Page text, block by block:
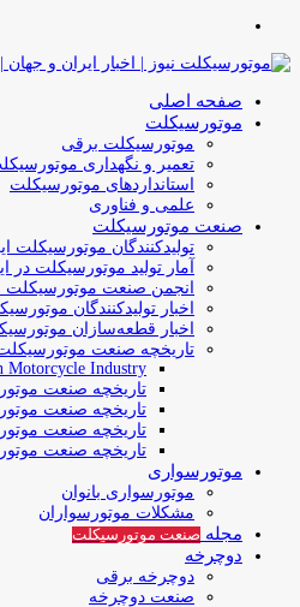
صفحه اصلی
موتورسیکلت
موتورسیکلت برقی
تعمیر و نگهداری
استانداردهای موتورسیکلت
علمی و فناوری
صنعت موتورسیکلت
تولیدکنندگان موتورسیکلت
آمار تولید موتورسیکلت در
انجمن صنعت موتورسیکلت
اخبار تولیدکنندگان
اخبار قطعه‌سازان
تاریخچه صنعت
Motorcycle Industry
تاریخچه صنعت
تاریخچه صنعت
تاریخچه صنعت
تاریخچه صنعت
موتورسواری
موتورسواری بانوان
مشکلات موتورسواران
مجله صنعت موتورسیکلت
دوچرخه
دوچرخه برقی
صنعت دوچرخه